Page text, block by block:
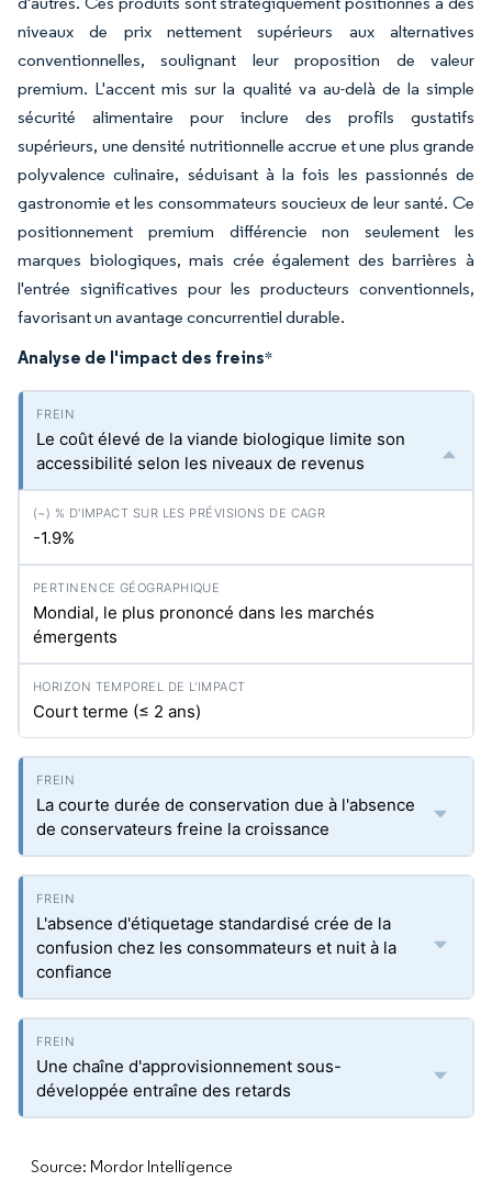
niveaux de prix nettement supérieurs aux alternatives
conventionnelles, soulignant leur proposition de valeur
premium. L'accent mis sur la qualité va au-delà de la simple
sécurité alimentaire pour inclure des profils gustatifs
supérieurs, une densité nutritionnelle accrue et une plus grande
polyvalence culinaire, séduisant à la fois les passionnés de
gastronomie et les consommateurs soucieux de leur santé. Ce
positionnement premium différencie non seulement les
marques biologiques, mais crée également des barrières à
l'entrée significatives pour les producteurs conventionnels,
favorisant un avantage concurrentiel durable.
Analyse de l'impact des freins*
Le coût élevé de la viande biologique limite son
accessibilité selon les niveaux de revenus
-1.9%
Mondial, le plus prononcé dans les marchés
émergents
Court terme (≤ 2 ans)
La courte durée de conservation due à l'absence
de conservateurs freine la croissance
L'absence d'étiquetage standardisé crée de la
confusion chez les consommateurs et nuit à la
confiance
Une chaîne d'approvisionnement sous-
développée entraîne des retards
Source: Mordor Intelligence